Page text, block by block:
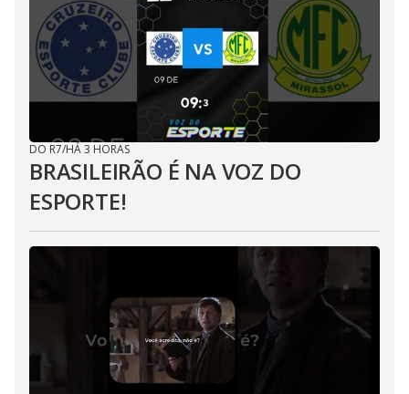
DO R7/HÁ 3 HORAS
BRASILEIRÃO É NA VOZ DO
ESPORTE!